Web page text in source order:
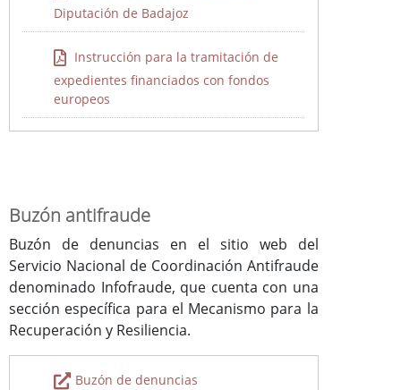
Diputación de Badajoz
Instrucción para la tramitación de
expedientes financiados con fondos
europeos
Buzón antifraude
Buzón de denuncias en el sitio web del
Servicio Nacional de Coordinación Antifraude
denominado Infofraude, que cuenta con una
sección específica para el Mecanismo para la
Recuperación y Resiliencia.
Buzón de denuncias